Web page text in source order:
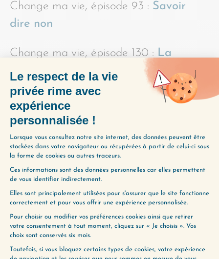
Change ma vie, épisode 93 : Savoir
dire non
Change ma vie, épisode 130 : La
capacité à DESIRER
Change ma vie, épisode 131 :
La
capacité à AGIR
Change ma vie, épisode 132 :La
capacité à DEMANDER
PARTAGER L'ÉPISODE